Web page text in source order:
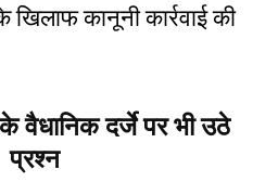
कानूनी कार्रवाई की
वैधानिक दर्जे पर भी उठे
प्रश्न